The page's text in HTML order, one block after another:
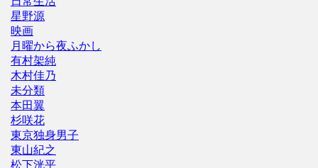
星野源
映画
月曜から夜ふかし
有村架純
木村佳乃
未分類
本田翼
杉咲花
東京独身男子
東山紀之
松下洸平